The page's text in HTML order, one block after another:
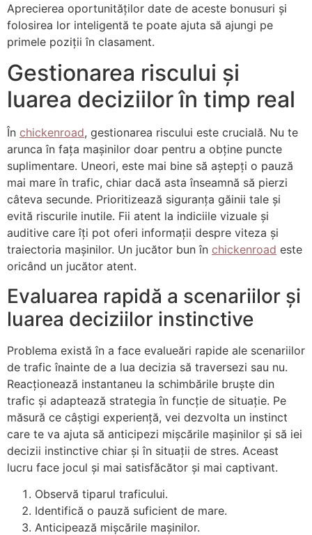
Aprecierea oportunităților date de aceste bonusuri și
folosirea lor inteligentă te poate ajuta să ajungi pe
primele poziții în clasament.
Gestionarea riscului și
luarea deciziilor în timp real
În chickenroad, gestionarea riscului este crucială. Nu te
arunca în fața mașinilor doar pentru a obține puncte
suplimentare. Uneori, este mai bine să aștepți o pauză
mai mare în trafic, chiar dacă asta înseamnă să pierzi
câteva secunde. Prioritizează siguranța găinii tale și
evită riscurile inutile. Fii atent la indiciile vizuale și
auditive care îți pot oferi informații despre viteza și
traiectoria mașinilor. Un jucător bun în chickenroad este
oricând un jucător atent.
Evaluarea rapidă a scenariilor și
luarea deciziilor instinctive
Problema există în a face evalueări rapide ale scenariilor
de trafic înainte de a lua decizia să traversezi sau nu.
Reacționează instantaneu la schimbările bruște din
trafic și adaptează strategia în funcție de situație. Pe
măsură ce câștigi experiență, vei dezvolta un instinct
care te va ajuta să anticipezi mișcările mașinilor și să iei
decizii instinctive chiar și în situații de stres. Aceast
lucru face jocul și mai satisfăcător și mai captivant.
Observă tiparul traficului.
Identifică o pauză suficient de mare.
Anticipează mișcările mașinilor.